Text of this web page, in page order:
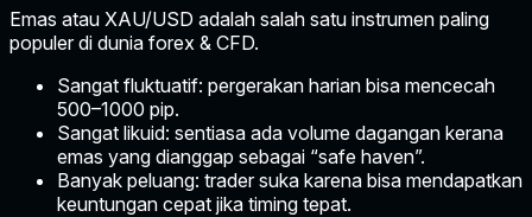
Emas atau XAU/USD adalah salah satu instrumen paling
populer di dunia forex & CFD.
Sangat fluktuatif: pergerakan harian bisa mencecah
500–1000 pip.
Sangat likuid: sentiasa ada volume dagangan kerana
emas yang dianggap sebagai “safe haven”.
Banyak peluang: trader suka karena bisa mendapatkan
keuntungan cepat jika timing tepat.